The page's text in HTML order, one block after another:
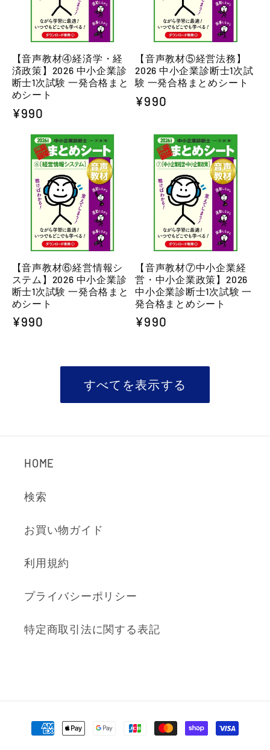
【音声教材④経済学・経
済政策】2026 中小企業診
断士1次試験 一発合格まと
めシート
通
¥990
【音声教材⑤経営法務】
2026 中小企業診断士1次試
験 一発合格まとめシート
通
¥990
【音声教材⑥経営情報シ
ステム】2026 中小企業診
断士1次試験 一発合格まと
めシート
通
¥990
【音声教材⑦中小企業経
営・中小企業政策】2026
中小企業診断士1次試験 一
発合格まとめシート
通
¥990
すべてを表示する
HOME
検索
お買い物ガイド
利用規約
プライバシーポリシー
特定商取引法に関する表記
決
済